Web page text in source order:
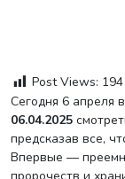
Post Views: 194
Сегодня 6 апреля
06.04.2025
предсказав все,
Впервые —
пророчеств и